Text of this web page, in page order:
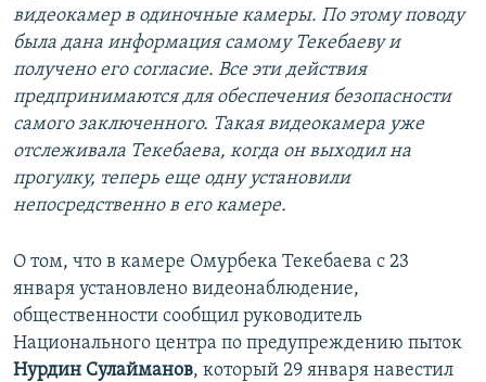
видеокамер в одиночные камеры. По этому поводу
была дана информация самому Текебаеву и
получено его согласие. Все эти действия
предпринимаются для обеспечения безопасности
самого заключенного. Такая видеокамера уже
отслеживала Текебаева, когда он выходил на
прогулку, теперь еще одну установили
непосредственно в его камере.
О том, что в камере Омурбека Текебаева с 23
января установлено видеонаблюдение,
общественности сообщил руководитель
Национального центра по предупреждению пыток
Нурдин Сулайманов, который 29 января навестил